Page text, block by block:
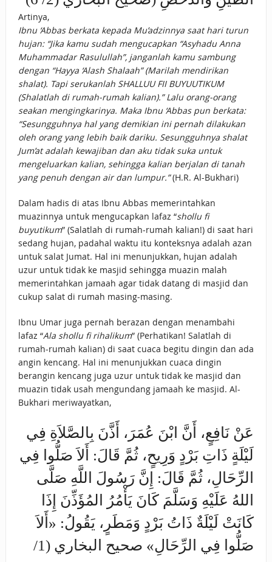
Artinya,
Ibnu ‘Abbas berkata kepada Mu’adzinnya saat hari turun
hujan: “Jika kamu sudah mengucapkan “Asyhadu Anna
Muhammadar Rasulullah”, janganlah kamu sambung
dengan “Hayya ‘Alash Shalaah” (Marilah mendirikan
shalat). Tapi serukanlah SHALLUU FII BUYUUTIKUM
(Shalatlah di rumah-rumah kalian).” Lalu orang-orang
seakan mengingkarinya. Maka Ibnu ‘Abbas pun berkata:
“Sesungguhnya hal yang demikian ini pernah dilakukan
oleh orang yang lebih baik dariku. Sesungguhnya shalat
Jum’at adalah kewajiban dan aku tidak suka untuk
mengeluarkan kalian, sehingga kalian berjalan di tanah
yang penuh dengan air dan lumpur.”(H.R. Al-Bukhari)
Dalam hadis di atas Ibnu Abbas memerintahkan
muazinnya untuk mengucapkan lafaz “shollu fi
buyutikum” (Salatlah di rumah-rumah kalian!) di saat hari
sedang hujan, padahal waktu itu konteksnya adalah azan
untuk salat Jumat. Hal ini menunjukkan, hujan adalah
uzur untuk tidak ke masjid sehingga muazin malah
memerintahkan jamaah agar tidak datang di masjid dan
cukup salat di rumah masing-masing.
Ibnu Umar juga pernah berazan dengan menambahi
lafaz “Ala shollu fi rihalikum” (Perhatikan! Salatlah di
rumah-rumah kalian) di saat cuaca begitu dingin dan ada
angin kencang. Hal ini menunjukkan cuaca dingin
berangin kencang juga uzur untuk tidak ke masjid dan
muazin tidak usah mengundang jamaah ke masjid. Al-
Bukhari meriwayatkan,
عَنْ نَافِعٍ، أَنَّ ابْنَ عُمَرَ، أَذَّنَ بِالصَّلاَةِ فِي
لَيْلَةٍ ذَاتِ بَرْدٍ وَرِيحٍ، ثُمَّ قَالَ: أَلاَ صَلُّوا فِي
الرِّحَالِ، ثُمَّ قَالَ: إِنَّ رَسُولَ اللَّهِ صَلَّى
اللهُ عَلَيْهِ وَسَلَّمَ كَانَ يَأْمُرُ المُؤَذِّنَ إِذَا
كَانَتْ لَيْلَةٌ ذَاتُ بَرْدٍ وَمَطَرٍ، يَقُولُ: «أَلاَ
صَلُّوا فِي الرِّحَالِ» صحيح البخاري (1/